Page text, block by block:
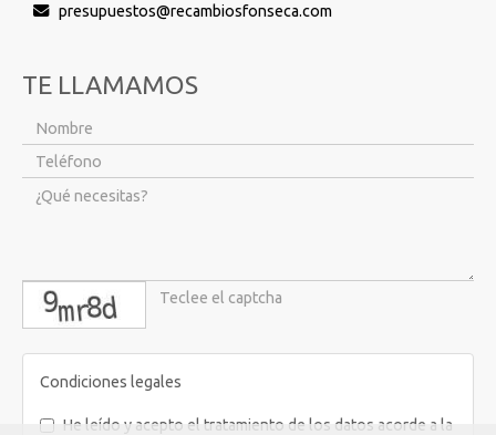
presupuestos
recambiosfonseca.com
TE LLAMAMOS
captcha
Condiciones legales
He leído y acepto el tratamiento de los datos acorde a la